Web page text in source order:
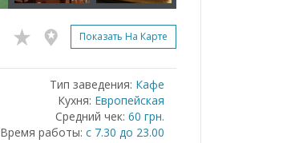
Показать На Карте
Тип заведения: Кафе
Кухня: Европейская
Средний чек: 60 грн.
Время работы: с 7.30 до 23.00